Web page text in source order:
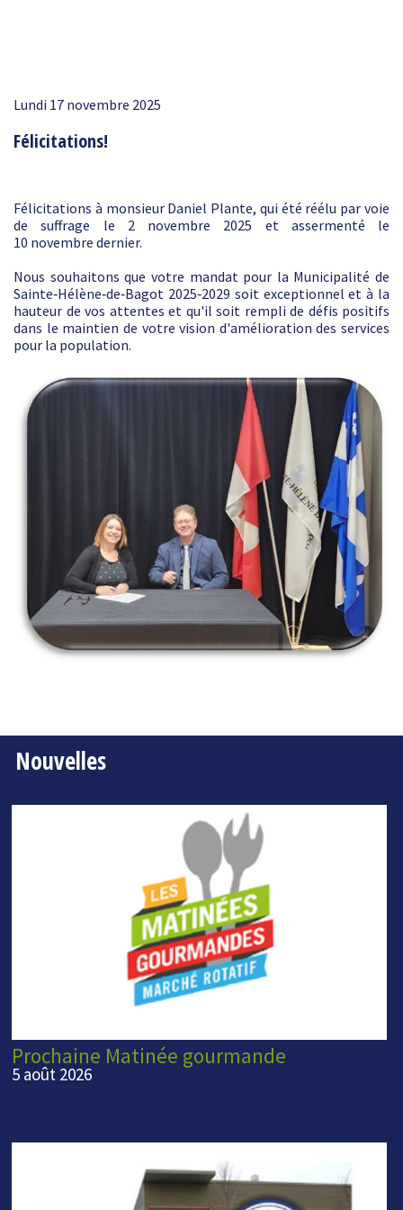
Lundi 17 novembre 2025
Félicitations!
Félicitations à monsieur Daniel Plante, qui été réélu par voie
de suffrage le 2 novembre 2025 et assermenté le
10 novembre dernier.
Nous souhaitons que votre mandat pour la Municipalité de
Sainte‑Hélène‑de‑Bagot 2025‑2029 soit exceptionnel et à la
hauteur de vos attentes et qu'il soit rempli de défis positifs
dans le maintien de votre vision d'amélioration des services
pour la population.
Nouvelles
Prochaine Matinée gourmande
5 août 2026